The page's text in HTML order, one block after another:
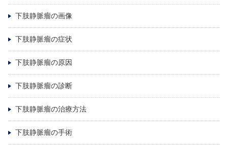
下肢静脈瘤の画像
下肢静脈瘤の症状
下肢静脈瘤の原因
下肢静脈瘤の診断
下肢静脈瘤の治療方法
下肢静脈瘤の手術